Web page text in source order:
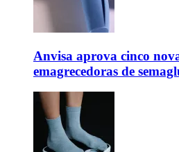
Anvisa aprova cinco
emagrecedoras de